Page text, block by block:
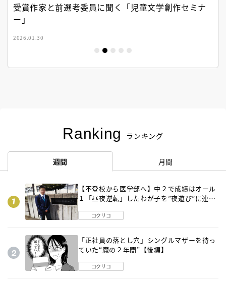
受賞作家と前選考委員に聞く「児童文学創作セミナ
ー」
2026.01.30
Ranking ランキング
週間 月間
【不登校から医学部へ】中２で成績はオール
１「昼夜逆転」したわが子を”夜遊び”に連れ
コクリコ
「正社員の落とし穴」シングルマザーを待っ
ていた“魔の２年間”【後編】
コクリコ